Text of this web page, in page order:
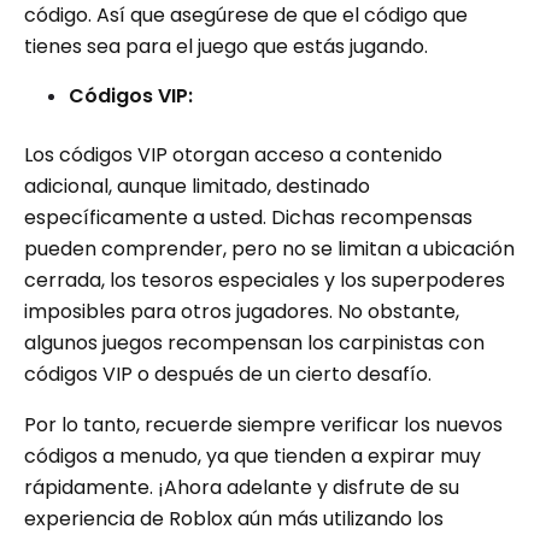
código. Así que asegúrese de que el código que
tienes sea para el juego que estás jugando.
Códigos VIP:
Los códigos VIP otorgan acceso a contenido
adicional, aunque limitado, destinado
específicamente a usted. Dichas recompensas
pueden comprender, pero no se limitan a ubicación
cerrada, los tesoros especiales y los superpoderes
imposibles para otros jugadores. No obstante,
algunos juegos recompensan los carpinistas con
códigos VIP o después de un cierto desafío.
Por lo tanto, recuerde siempre verificar los nuevos
códigos a menudo, ya que tienden a expirar muy
rápidamente. ¡Ahora adelante y disfrute de su
experiencia de Roblox aún más utilizando los